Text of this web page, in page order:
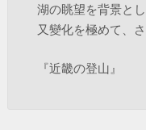
湖の眺望を背景と
又變化を極めて、
『近畿の登山』